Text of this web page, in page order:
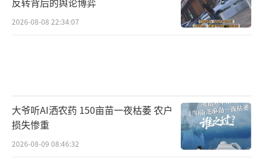
2026-08-08 22:34:07
大爷听AI洒农药 150亩苗一夜枯萎 农户
损失惨重
2026-08-09 08:46:32